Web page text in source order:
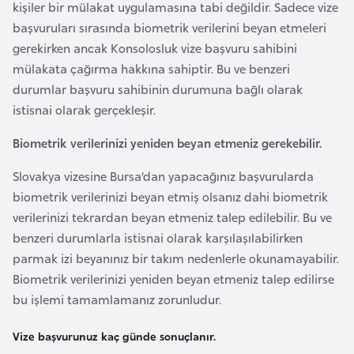
kişiler bir mülakat uygulamasına tabi değildir. Sadece vize
başvuruları sırasında biometrik verilerini beyan etmeleri
gerekirken ancak Konsolosluk vize başvuru sahibini
mülakata çağırma hakkına sahiptir. Bu ve benzeri
durumlar başvuru sahibinin durumuna bağlı olarak
istisnai olarak gerçekleşir.
Biometrik verilerinizi yeniden beyan etmeniz gerekebilir.
Slovakya vizesine Bursa’dan yapacağınız başvurularda
biometrik verilerinizi beyan etmiş olsanız dahi biometrik
verilerinizi tekrardan beyan etmeniz talep edilebilir. Bu ve
benzeri durumlarla istisnai olarak karşılaşılabilirken
parmak izi beyanınız bir takım nedenlerle okunamayabilir.
Biometrik verilerinizi yeniden beyan etmeniz talep edilirse
bu işlemi tamamlamanız zorunludur.
Vize başvurunuz kaç günde sonuçlanır.
t
o
n
y
a
E
i
y
o
p
y
a
F